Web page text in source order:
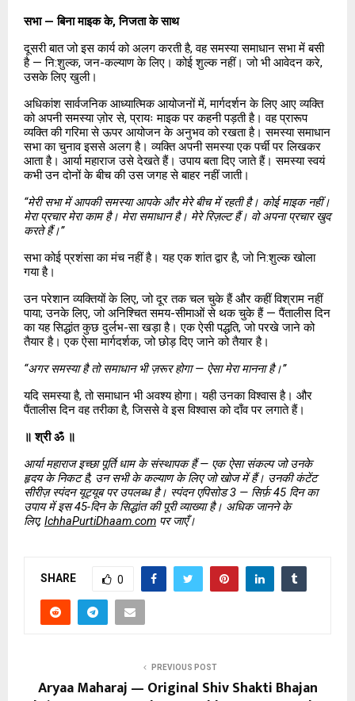
सभा — बिना माइक के, निजता के साथ
दूसरी बात जो इस कार्य को अलग करती है, वह समस्या समाधान सभा में बसी
है — नि:शुल्क, जन-कल्याण के लिए। कोई शुल्क नहीं। जो भी आवेदन करे,
उसके लिए खुली।
अधिकांश सार्वजनिक आध्यात्मिक आयोजनों में, मार्गदर्शन के लिए आए व्यक्ति
को अपनी समस्या ज़ोर से, प्रायः माइक पर कहनी पड़ती है। वह प्रारूप
व्यक्ति की गरिमा से ऊपर आयोजन के अनुभव को रखता है। समस्या समाधान
सभा का चुनाव इससे अलग है। व्यक्ति अपनी समस्या एक पर्ची पर लिखकर
आता है। आर्या महाराज उसे देखते हैं। उपाय बता दिए जाते हैं। समस्या स्वयं
कभी उन दोनों के बीच की उस जगह से बाहर नहीं जाती।
“मेरी सभा में आपकी समस्या आपके और मेरे बीच में रहती है। कोई माइक नहीं।
मेरा प्रचार मेरा काम है। मेरा समाधान है। मेरे रिज़ल्ट हैं। वो अपना प्रचार खुद
करते हैं।”
सभा कोई प्रशंसा का मंच नहीं है। यह एक शांत द्वार है, जो नि:शुल्क खोला
गया है।
उन परेशान व्यक्तियों के लिए, जो दूर तक चल चुके हैं और कहीं विश्राम नहीं
पाया; उनके लिए, जो अनिश्चित समय-सीमाओं से थक चुके हैं — पैंतालीस दिन
का यह सिद्धांत कुछ दुर्लभ-सा खड़ा है। एक ऐसी पद्धति, जो परखे जाने को
तैयार है। एक ऐसा मार्गदर्शक, जो छोड़ दिए जाने को तैयार है।
“अगर समस्या है तो समाधान भी ज़रूर होगा — ऐसा मेरा मानना है।”
यदि समस्या है, तो समाधान भी अवश्य होगा। यही उनका विश्वास है। और
पैंतालीस दिन वह तरीका है, जिससे वे इस विश्वास को दाँव पर लगाते हैं।
॥ श्री ॐ ॥
आर्या महाराज इच्छा पूर्ति धाम के संस्थापक हैं — एक ऐसा संकल्प जो उनके
हृदय के निकट है, उन सभी के कल्याण के लिए जो खोज में हैं। उनकी कंटेंट
सीरीज़ स्पंदन यूट्यूब पर उपलब्ध है। स्पंदन एपिसोड 3 — सिर्फ़ 45 दिन का
उपाय में इस 45-दिन के सिद्धांत की पूरी व्याख्या है। अधिक जानने के
लिए, IchhaPurtiDhaam.com पर जाएँ।
SHARE 0
PREVIOUS POST
Aryaa Maharaj — Original Shiv Shakti Bhajan